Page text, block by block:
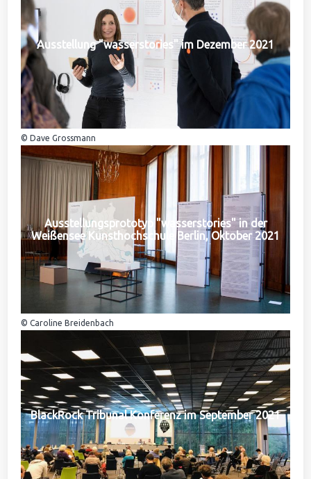
Ausstellung "wasserstories" im Dezember 2021
© Dave Grossmann
Ausstellungsprototyp "wasserstories" in der
Weißensee Kunsthochschule Berlin, Oktober 2021
© Caroline Breidenbach
BlackRock Tribunal Konferenz im September 2021